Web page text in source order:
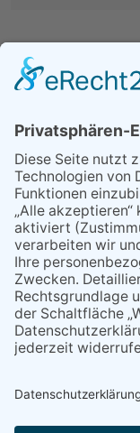
29.05.2026
25.06.2026
26.06.2026
09.04.2026
30.04.2026